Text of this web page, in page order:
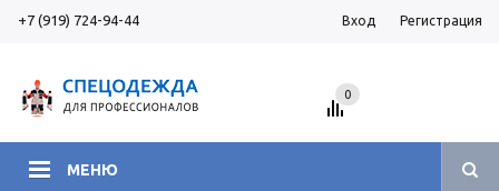
+7 (919) 724-94-44 Вход Регистрация
МЕНЮ
0